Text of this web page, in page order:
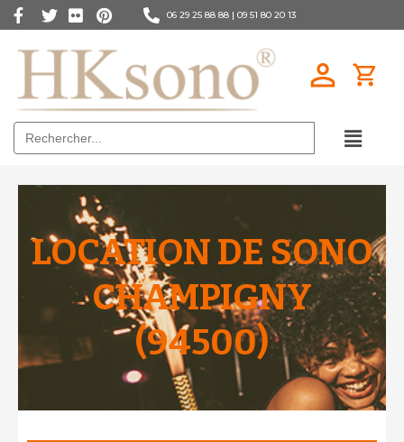
06 29 25 88 88 | 09 51 80 20 13
Search
for:
LOCATION DE SONO
CHAMPIGNY
(94500)